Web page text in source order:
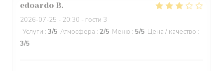
edoardo B
2026-07-25 - 20:30 - гости 3
Услуги : 3/5 Атмосфера : 2/5 Меню : 5/5 Цена / качество :
3/5